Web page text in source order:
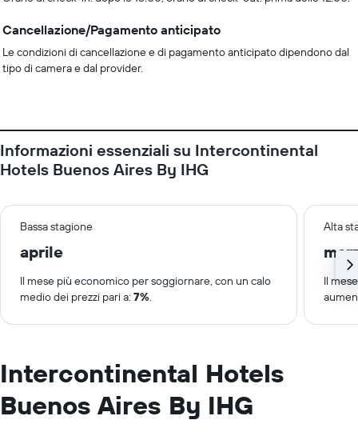
Cancellazione/Pagamento anticipato
Le condizioni di cancellazione e di pagamento anticipato dipendono dal
tipo di camera e dal provider.
Informazioni essenziali su Intercontinental
Hotels Buenos Aires By IHG
Bassa stagione Alta
aprile
Il mese più economico per soggiornare, con un calo
medio dei prezzi pari a: 7%.
Il
Intercontinental Hotels
Buenos Aires By IHG